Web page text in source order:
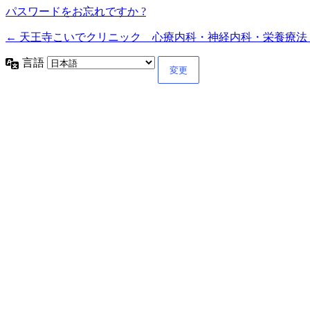
パスワードをお忘れですか ?
← 天王寺こいでクリニック 心療内科・神経内科・栄養療法
言語